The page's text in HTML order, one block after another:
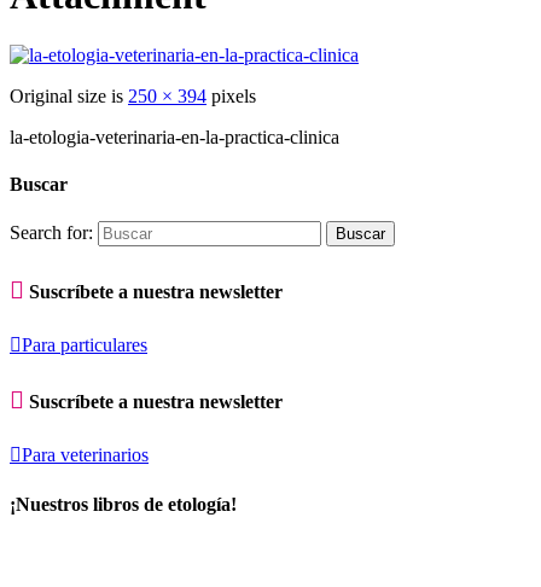
Original size is 250 × 394 pixels
la-etologia-veterinaria-en-la-practica-clinica
Buscar
Search for:
 Suscríbete a nuestra newsletter
Para particulares
 Suscríbete a nuestra newsletter
Para veterinarios
¡Nuestros libros de etología!